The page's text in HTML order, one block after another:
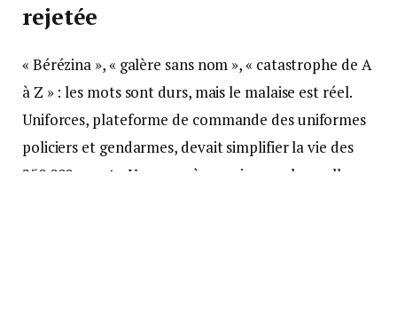
rejetée
« Bérézina », « galère sans nom », « catastrophe de A
à Z » : les mots sont durs, mais le malaise est réel.
Uniforces, plateforme de commande des uniformes
policiers et gendarmes, devait simplifier la vie des
250 000 agents. Un an après sa mise en place, elle